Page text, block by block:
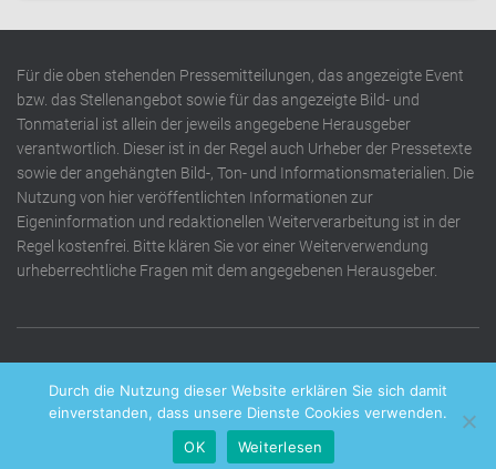
Für die oben stehenden Pressemitteilungen, das angezeigte Event
bzw. das Stellenangebot sowie für das angezeigte Bild- und
Tonmaterial ist allein der jeweils angegebene Herausgeber
verantwortlich. Dieser ist in der Regel auch Urheber der Pressetexte
sowie der angehängten Bild-, Ton- und Informationsmaterialien. Die
Nutzung von hier veröffentlichten Informationen zur
Eigeninformation und redaktionellen Weiterverarbeitung ist in der
Regel kostenfrei. Bitte klären Sie vor einer Weiterverwendung
urheberrechtliche Fragen mit dem angegebenen Herausgeber.
Durch die Nutzung dieser Website erklären Sie sich damit
einverstanden, dass unsere Dienste Cookies verwenden.
OK
Weiterlesen